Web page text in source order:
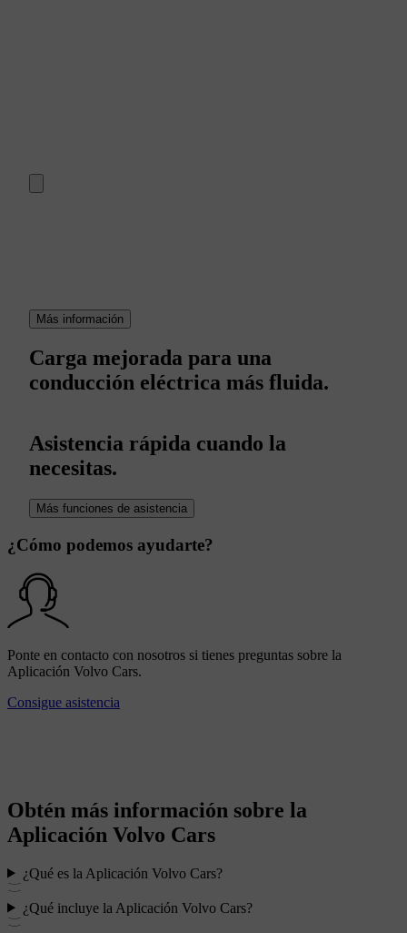
Más información
Carga mejorada para una
conducción eléctrica más fluida.
Asistencia rápida cuando la
necesitas.
Más funciones de asistencia
¿Cómo podemos ayudarte?
Ponte en contacto con nosotros si tienes preguntas sobre la
Aplicación Volvo Cars.
Consigue asistencia
Obtén más información sobre la
Aplicación Volvo Cars
¿Qué es la Aplicación Volvo Cars?
¿Qué incluye la Aplicación Volvo Cars?